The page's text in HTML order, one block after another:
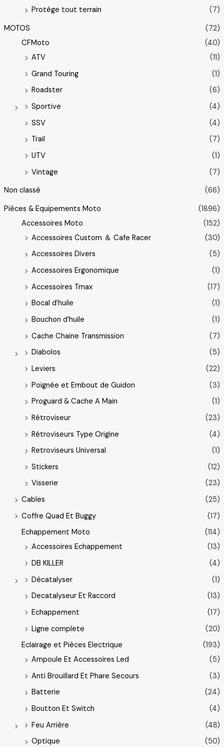
Protège tout terrain
(7)
MOTOS
(72)
CFMoto
(40)
ATV
(11)
Grand Touring
(1)
Roadster
(6)
Sportive
(4)
SSV
(4)
Trail
(7)
UTV
(1)
Vintage
(7)
Non classé
(66)
Pièces & Equipements Moto
(1896)
Accessoires Moto
(152)
Accessoires Custom ＆ Cafe Racer
(30)
Accessoires Divers
(5)
Accessoires Ergonomique
(1)
Accessoires Tmax
(17)
Bocal d’huile
(1)
Bouchon d’huile
(1)
Cache Chaine Transmission
(7)
Diabolos
(5)
Leviers
(22)
Poignée et Embout de Guidon
(3)
Proguard & Cache A Main
(1)
Rétroviseur
(23)
Rétroviseurs Type Origine
(4)
Retroviseurs Universal
(1)
Stickers
(12)
Visserie
(23)
Cables
(25)
Coffre Quad Et Buggy
(17)
Echappement Moto
(114)
Accessoires Echappement
(13)
DB KILLER
(4)
Décatalyser
(1)
Decatalyseur Et Raccord
(13)
Echappement
(17)
Ligne complete
(20)
Eclairage et Pièces Electrique
(193)
Ampoule Et Accessoires Led
(5)
Anti Brouillard Et Phare Secours
(3)
Batterie
(24)
Boutton Et Switch
(4)
Feu Arrière
(48)
Optique
(50)